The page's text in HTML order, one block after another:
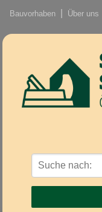
Bauvorhaben Über uns